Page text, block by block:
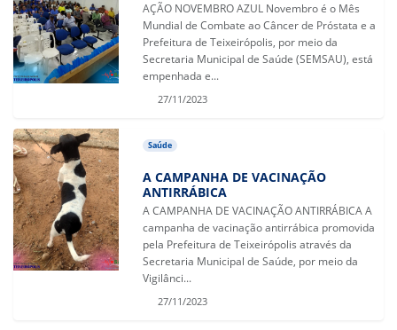
AÇÃO NOVEMBRO AZUL Novembro é o Mês
Mundial de Combate ao Câncer de Próstata e a
Prefeitura de Teixeirópolis, por meio da
Secretaria Municipal de Saúde (SEMSAU), está
empenhada e...
27/11/2023
Saúde
A CAMPANHA DE VACINAÇÃO
ANTIRRÁBICA
A CAMPANHA DE VACINAÇÃO ANTIRRÁBICA A
campanha de vacinação antirrábica promovida
pela Prefeitura de Teixeirópolis através da
Secretaria Municipal de Saúde, por meio da
Vigilânci...
27/11/2023